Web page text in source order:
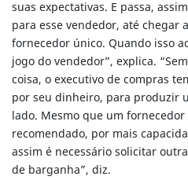
suas expectativas. E passa,
para esse vendedor, até chegar
fornecedor único. Quando isso
jogo do vendedor”, explica.
coisa, o executivo de compras
por seu dinheiro, para produzir
lado. Mesmo que um
recomendado, por mais
assim é necessário solicitar
de barganha”, diz.